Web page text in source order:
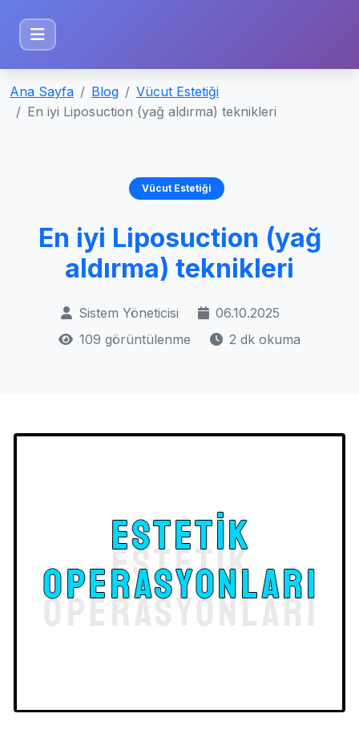
Ana Sayfa Blog
Vücut Estetiği
En iyi Liposuction (yağ aldırma) teknikleri
Vücut Estetiği
En iyi Liposuction (yağ
aldırma) teknikleri
Sistem Yöneticisi
06.10.2025
109 görüntülenme
2 dk okuma